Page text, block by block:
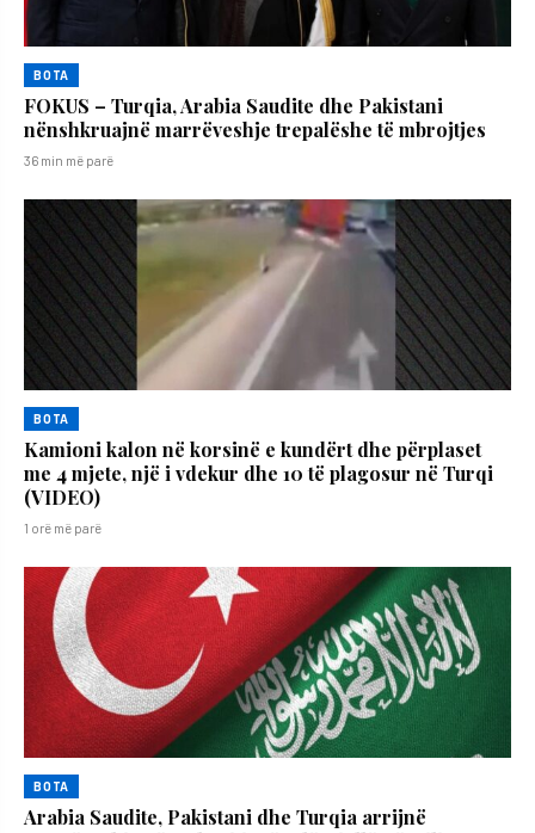
BOTA
FOKUS – Turqia, Arabia Saudite dhe Pakistani
nënshkruajnë marrëveshje trepalëshe të mbrojtjes
36 min më parë
BOTA
Kamioni kalon në korsinë e kundërt dhe përplaset
me 4 mjete, një i vdekur dhe 10 të plagosur në Turqi
(VIDEO)
1 orë më parë
BOTA
Arabia Saudite, Pakistani dhe Turqia arrijnë